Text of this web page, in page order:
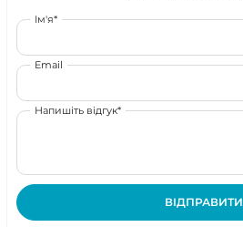
Ім'я*
Email
Напишіть відгук*
ВІДПРАВИТИ